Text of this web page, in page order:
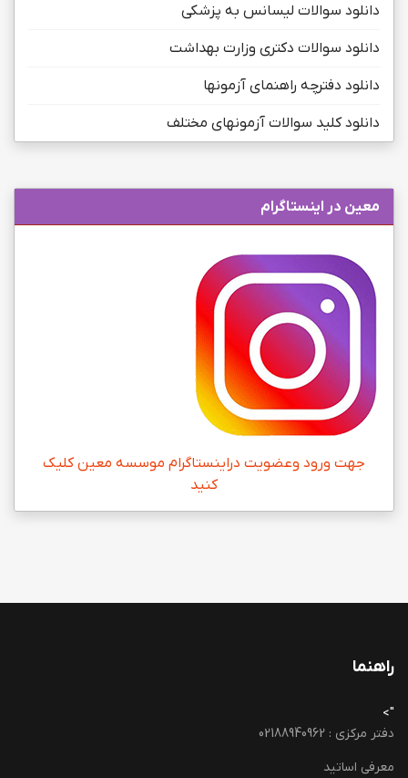
دانلود سوالات لیسانس به پزشکی
دانلود سوالات دکتری وزارت بهداشت
دانلود دفترچه راهنمای آزمونها
دانلود کلید سوالات آزمونهای مختلف
معین در اینستاگرام
جهت ورود وعضویت دراینستاگرام موسسه معین کلیک
کنید
راهنما
">
دفتر مرکزی : 02188940962
معرفی اساتید